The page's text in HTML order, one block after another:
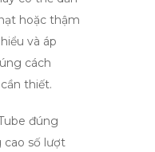
hoặc thậm
và áp
cách
thiết.
đúng
cao số lượt